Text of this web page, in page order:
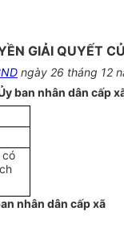
GIẢI QUYẾT
ngày 26 tháng 12
ban nhân dân cấp
có
nhân dân cấp xã